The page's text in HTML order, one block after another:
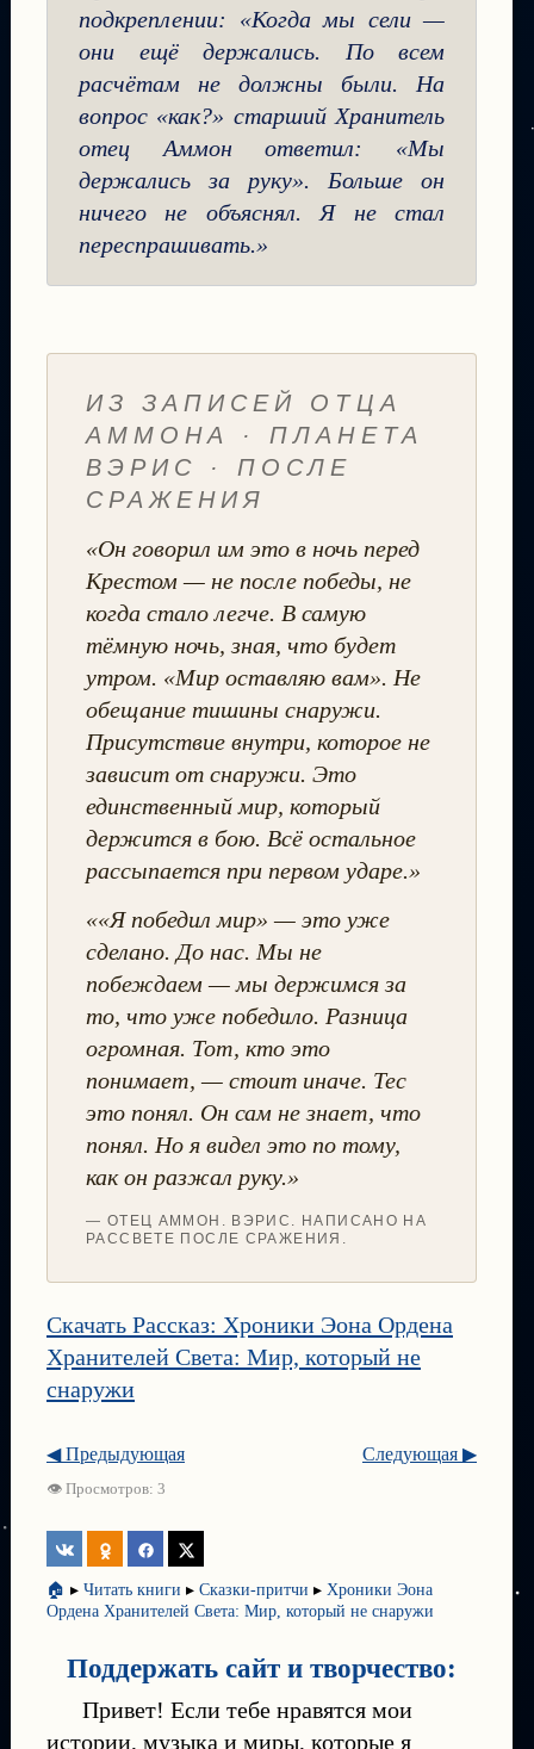
подкреплении: «Когда мы сели —
они ещё держались. По всем
расчётам не должны были. На
вопрос «как?» старший Хранитель
отец Аммон ответил: «Мы
держались за руку». Больше он
ничего не объяснял. Я не стал
переспрашивать.»
ИЗ ЗАПИСЕЙ ОТЦА
АММОНА · ПЛАНЕТА
ВЭРИС · ПОСЛЕ
СРАЖЕНИЯ
«Он говорил им это в ночь перед
Крестом — не после победы, не
когда стало легче. В самую
тёмную ночь, зная, что будет
утром. «Мир оставляю вам». Не
обещание тишины снаружи.
Присутствие внутри, которое не
зависит от снаружи. Это
единственный мир, который
держится в бою. Всё остальное
рассыпается при первом ударе.»
««Я победил мир» — это уже
сделано. До нас. Мы не
побеждаем — мы держимся за
то, что уже победило. Разница
огромная. Тот, кто это
понимает, — стоит иначе. Тес
это понял. Он сам не знает, что
понял. Но я видел это по тому,
как он разжал руку.»
— ОТЕЦ АММОН. ВЭРИС. НАПИСАНО НА
РАССВЕТЕ ПОСЛЕ СРАЖЕНИЯ.
Скачать Рассказ: Хроники Эона Ордена
Хранителей Света: Мир, который не
снаружи
Следующая ▶
◀ Предыдующая
👁 Просмотров: 3
🏠 ▸ Читать книги ▸ Сказки-притчи ▸ Хроники Эона
Ордена Хранителей Света: Мир, который не снаружи
Поддержать сайт и творчество:
Привет! Если тебе нравятся мои
истории, музыка и миры, которые я